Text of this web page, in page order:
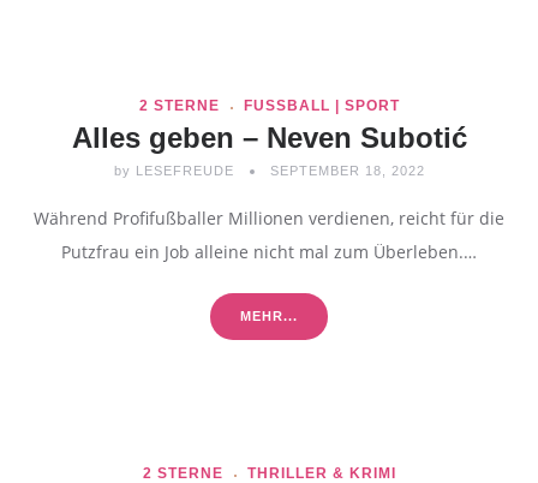
2 STERNE FUSSBALL | SPORT
Alles geben – Neven Subotić
by LESEFREUDE SEPTEMBER 18, 2022
Während Profifußballer Millionen verdienen, reicht für die
Putzfrau ein Job alleine nicht mal zum Überleben.…
MEHR...
2 STERNE THRILLER & KRIMI